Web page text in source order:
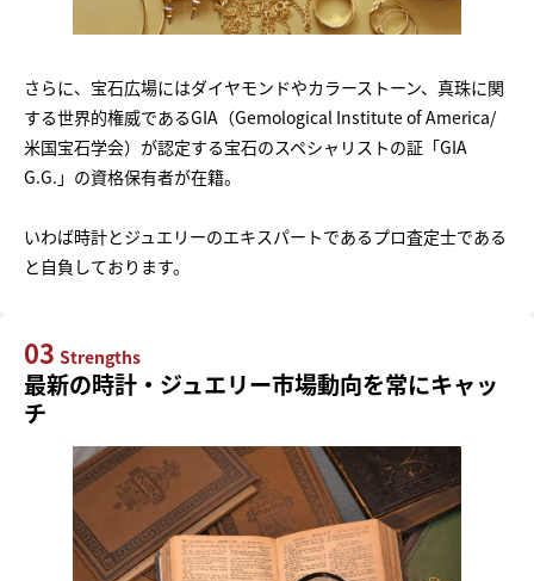
さらに、宝石広場にはダイヤモンドやカラーストーン、真珠に関
する世界的権威であるGIA（Gemological Institute of America/
米国宝石学会）が認定する宝石のスペシャリストの証「GIA
G.G.」の資格保有者が在籍。
いわば時計とジュエリーのエキスパートであるプロ査定士である
と自負しております。
03 Strengths
最新の時計・ジュエリー市場動向を常にキャッ
チ